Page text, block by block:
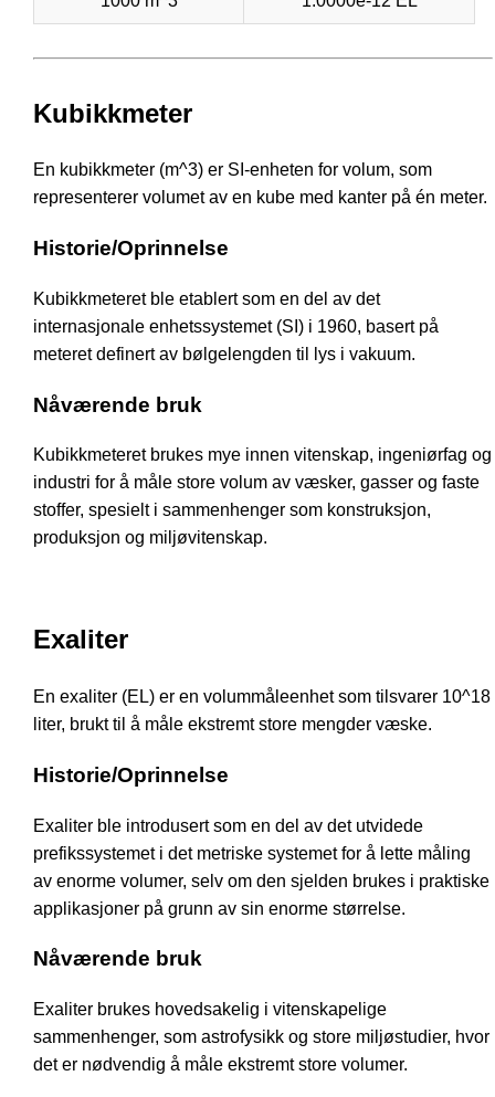
Kubikkmeter
En kubikkmeter (m^3) er SI-enheten for volum, som
representerer volumet av en kube med kanter på én meter.
Historie/Oprinnelse
Kubikkmeteret ble etablert som en del av det
internasjonale enhetssystemet (SI) i 1960, basert på
meteret definert av bølgelengden til lys i vakuum.
Nåværende bruk
Kubikkmeteret brukes mye innen vitenskap, ingeniørfag og
industri for å måle store volum av væsker, gasser og faste
stoffer, spesielt i sammenhenger som konstruksjon,
produksjon og miljøvitenskap.
Exaliter
En exaliter (EL) er en volummåleenhet som tilsvarer 10^18
liter, brukt til å måle ekstremt store mengder væske.
Historie/Oprinnelse
Exaliter ble introdusert som en del av det utvidede
prefikssystemet i det metriske systemet for å lette måling
av enorme volumer, selv om den sjelden brukes i praktiske
applikasjoner på grunn av sin enorme størrelse.
Nåværende bruk
Exaliter brukes hovedsakelig i vitenskapelige
sammenhenger, som astrofysikk og store miljøstudier, hvor
det er nødvendig å måle ekstremt store volumer.